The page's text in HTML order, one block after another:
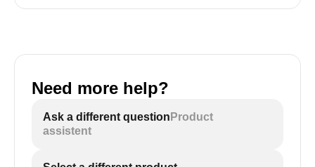
Need more help?
Ask a different question Product
assistent